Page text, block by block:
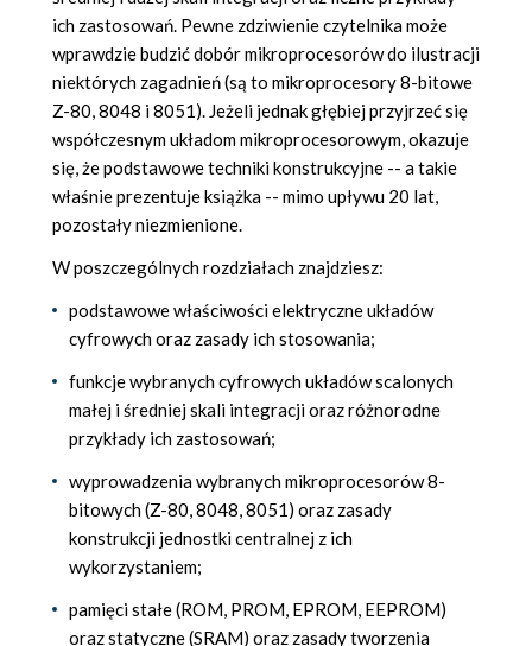
ich zastosowań. Pewne zdziwienie czytelnika może
wprawdzie budzić dobór mikroprocesorów do ilustracji
niektórych zagadnień (są to mikroprocesory 8-bitowe
Z-80, 8048 i 8051). Jeżeli jednak głębiej przyjrzeć się
współczesnym układom mikroprocesorowym, okazuje
się, że podstawowe techniki konstrukcyjne -- a takie
właśnie prezentuje książka -- mimo upływu 20 lat,
pozostały niezmienione.
W poszczególnych rozdziałach znajdziesz:
podstawowe właściwości elektryczne układów
cyfrowych oraz zasady ich stosowania;
funkcje wybranych cyfrowych układów scalonych
małej i średniej skali integracji oraz różnorodne
przykłady ich zastosowań;
wyprowadzenia wybranych mikroprocesorów 8-
bitowych (Z-80, 8048, 8051) oraz zasady
konstrukcji jednostki centralnej z ich
wykorzystaniem;
pamięci stałe (ROM, PROM, EPROM, EEPROM)
oraz statyczne (SRAM) oraz zasady tworzenia